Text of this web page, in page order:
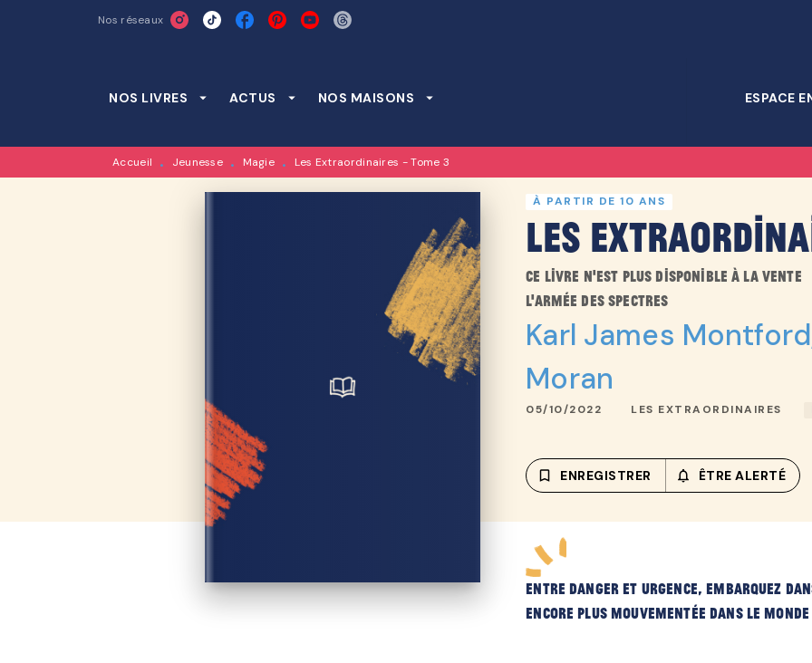
RECHERCHE CONTENU
Nos réseaux
NOS LIVRES arrow_drop_down ACTUS arrow_drop_down NOS MAISONS arrow_drop_down ESPACE
Accueil • Jeunesse • Magie • Les Extraordinaires - Tome 3
À PARTIR DE 10 ANS
Les
Ce livre n'est plus disponible à la vente
L'armée des spectres
Karl James Montford
Moran
05/10/2022 LES EXTRAORDINAIRES
bookmark_border ENREGISTRER ÊTRE ALERTÉ
Entre danger et urgence, embarquez
encore plus mouvementée dans le